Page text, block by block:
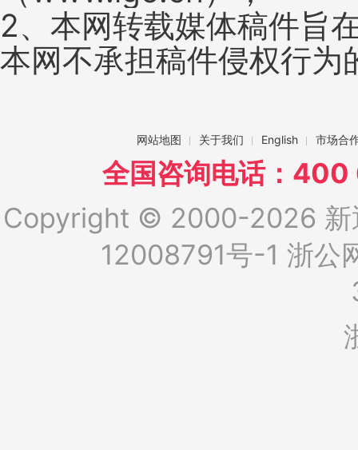
2、本网转载媒体稿件旨
本网不承担稿件侵权行为
网站地图 关于我们 English 市场合
全国咨询电话：
Copyright © 2000-2026 新
12008791号-1 浙公